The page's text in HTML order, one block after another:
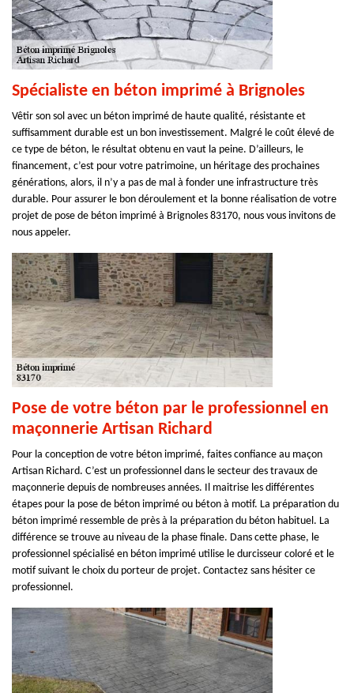
Spécialiste en béton imprimé à Brignoles
Vêtir son sol avec un béton imprimé de haute qualité, résistante et
suffisamment durable est un bon investissement. Malgré le coût élevé de
ce type de béton, le résultat obtenu en vaut la peine. D’ailleurs, le
financement, c’est pour votre patrimoine, un héritage des prochaines
générations, alors, il n’y a pas de mal à fonder une infrastructure très
durable. Pour assurer le bon déroulement et la bonne réalisation de votre
projet de pose de béton imprimé à Brignoles 83170, nous vous invitons de
nous appeler.
Pose de votre béton par le professionnel en
maçonnerie Artisan Richard
Pour la conception de votre béton imprimé, faites confiance au maçon
Artisan Richard. C’est un professionnel dans le secteur des travaux de
maçonnerie depuis de nombreuses années. Il maitrise les différentes
étapes pour la pose de béton imprimé ou béton à motif. La préparation du
béton imprimé ressemble de près à la préparation du béton habituel. La
différence se trouve au niveau de la phase finale. Dans cette phase, le
professionnel spécialisé en béton imprimé utilise le durcisseur coloré et le
motif suivant le choix du porteur de projet. Contactez sans hésiter ce
professionnel.